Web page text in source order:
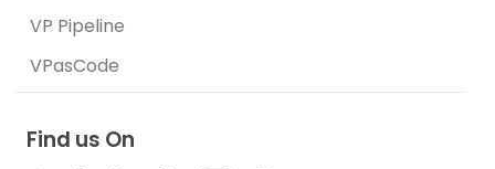
VP Pipeline
VPasCode
Find us On